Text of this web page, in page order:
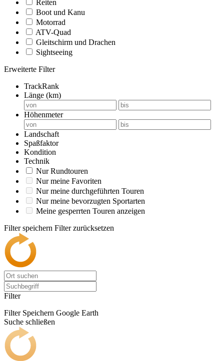
Reiten
Boot und Kanu
Motorrad
ATV-Quad
Gleitschirm und Drachen
Sightseeing
Erweiterte Filter
TrackRank
Länge (km)
Höhenmeter
Landschaft
Spaßfaktor
Kondition
Technik
Nur Rundtouren
Nur meine Favoriten
Nur meine durchgeführten Touren
Nur meine bevorzugten Sportarten
Meine gesperrten Touren anzeigen
Filter speichern Filter zurücksetzen
Filter
Filter Speichern Google Earth
Suche schließen